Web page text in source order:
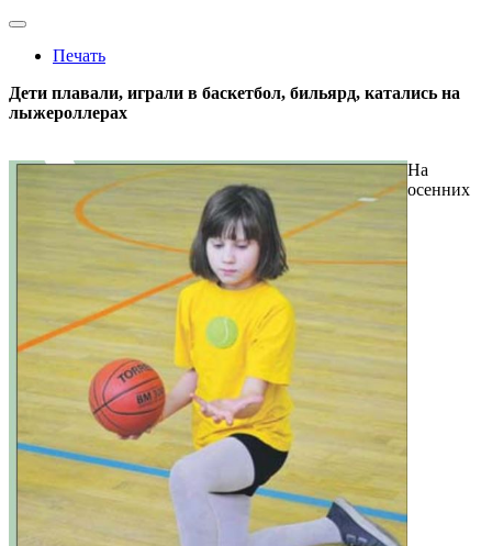
Печать
Дети плавали, играли в баскетбол, бильярд, катались на
лыжероллерах
На
осенних